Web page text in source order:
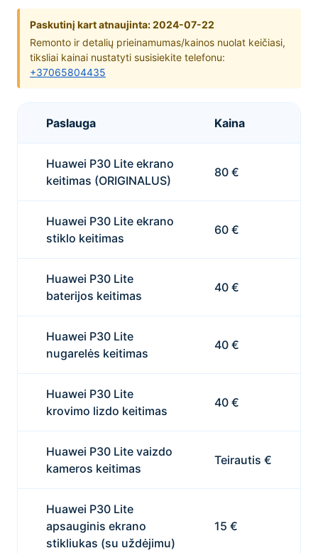
Paskutinį kart atnaujinta: 2024-07-22
Remonto ir detalių prieinamumas/kainos nuolat keičiasi,
tiksliai kainai nustatyti susisiekite telefonu:
+37065804435
Paslauga Kaina
Huawei P30 Lite ekrano
keitimas (ORIGINALUS)
80 €
Huawei P30 Lite ekrano
stiklo keitimas
60 €
Huawei P30 Lite
baterijos keitimas
40 €
Huawei P30 Lite
nugarelės keitimas
40 €
Huawei P30 Lite
krovimo lizdo keitimas
40 €
Huawei P30 Lite vaizdo
kameros keitimas
Teirautis €
Huawei P30 Lite
apsauginis ekrano
stikliukas (su uždėjimu)
15 €